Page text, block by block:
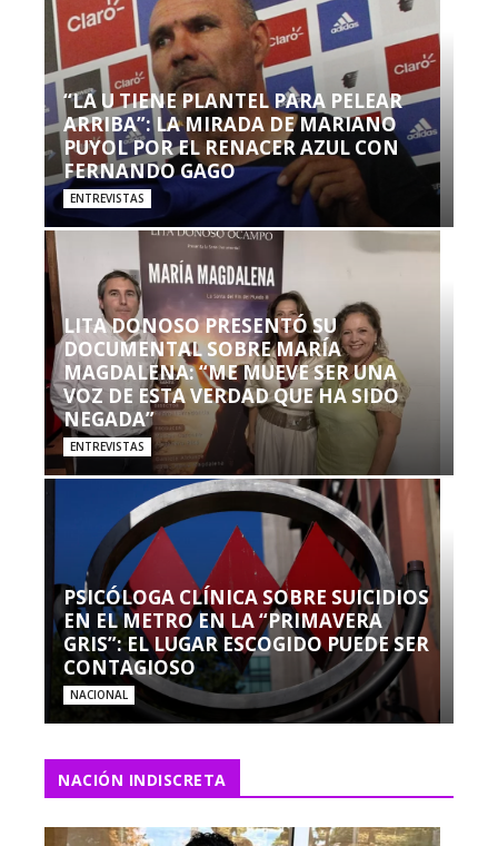
“LA U TIENE PLANTEL PARA PELEAR
ARRIBA”: LA MIRADA DE MARIANO
PUYOL POR EL RENACER AZUL CON
FERNANDO GAGO
ENTREVISTAS
LITA DONOSO PRESENTÓ SU
DOCUMENTAL SOBRE MARÍA
MAGDALENA: “ME MUEVE SER UNA
VOZ DE ESTA VERDAD QUE HA SIDO
NEGADA”
ENTREVISTAS
PSICÓLOGA CLÍNICA SOBRE SUICIDIOS
EN EL METRO EN LA “PRIMAVERA
GRIS”: EL LUGAR ESCOGIDO PUEDE SER
CONTAGIOSO
NACIONAL
NACIÓN INDISCRETA